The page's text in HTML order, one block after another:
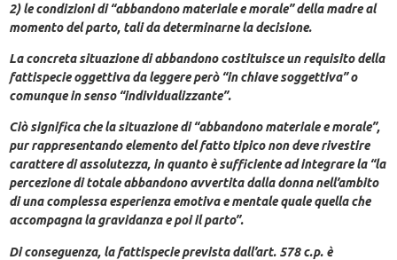
2) le condizioni di “abbandono materiale e morale” della madre al
momento del parto, tali da determinarne la decisione.
La concreta situazione di abbandono costituisce un requisito della
fattispecie oggettiva da leggere però “in chiave soggettiva” o
comunque in senso “individualizzante”.
Ciò significa che la situazione di “abbandono materiale e morale”,
pur rappresentando elemento del fatto tipico non deve rivestire
carattere di assolutezza, in quanto è sufficiente ad integrare la “la
percezione di totale abbandono avvertita dalla donna nell’ambito
di una complessa esperienza emotiva e mentale quale quella che
accompagna la gravidanza e poi il parto”.
Di conseguenza, la fattispecie prevista dall’art. 578 c.p. è